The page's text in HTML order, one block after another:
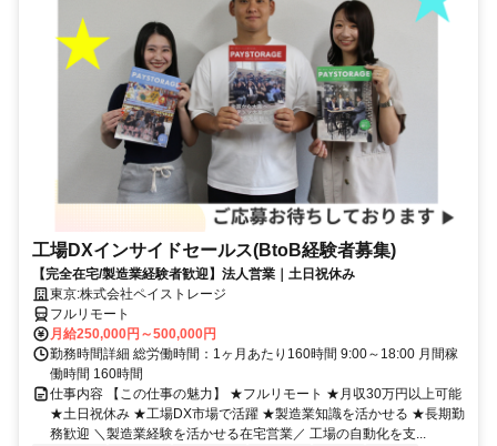
工場DXインサイドセールス(BtoB経験者募集)
【完全在宅/製造業経験者歓迎】法人営業｜土日祝休み
東京:株式会社ペイストレージ
フルリモート
月給250,000円～500,000円
勤務時間詳細 総労働時間：1ヶ月あたり160時間 9:00～18:00 月間稼
働時間 160時間
仕事内容 【この仕事の魅力】 ★フルリモート ★月収30万円以上可能
★土日祝休み ★工場DX市場で活躍 ★製造業知識を活かせる ★長期勤
務歓迎 ＼製造業経験を活かせる在宅営業／ 工場の自動化を支...